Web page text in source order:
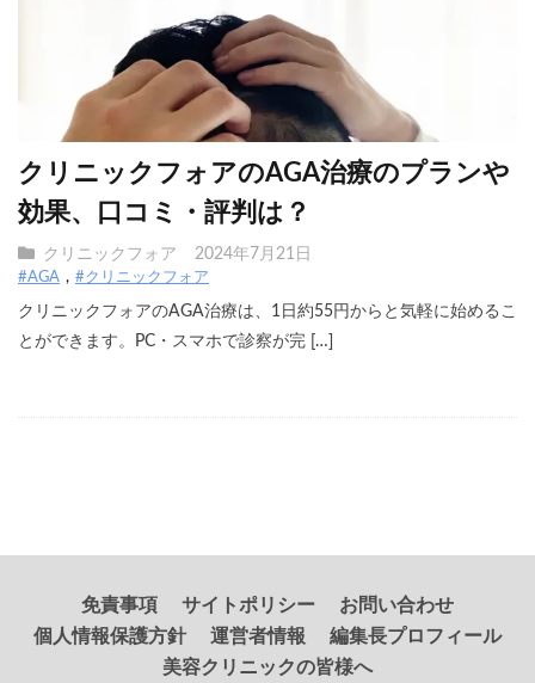
クリニックフォアのAGA治療のプランや
効果、口コミ・評判は？
クリニックフォア 2024年7月21日
#AGA #クリニックフォア
クリニックフォアのAGA治療は、1日約55円からと気軽に始めるこ
とができます。PC・スマホで診察が完 […]
免責事項 サイトポリシー
お問い合わせ
個人情報保護方針
運営者情報
編集長プロフィール
美容クリニックの皆様へ